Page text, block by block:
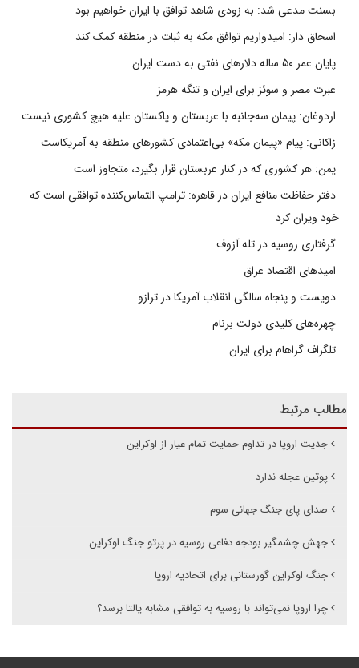
بسنت مدعی شد: به زودی شاهد توافق با ایران خواهیم بود
اسحاق دار: امیدواریم توافق مکه به ثبات در منطقه کمک کند
پایان عمر ۵۰ ساله دلارهای نفتی به دست ایران
عبرت مصر و سوئز برای ایران و تنگه هرمز
اردوغان: پیمان سه‌جانبه با عربستان و پاکستان علیه هیچ کشوری نیست
زاکانی: پیام «پیمان مکه» بی‌اعتمادی کشورهای منطقه به آمریکاست
یمن: هر کشوری که در کنار عربستان قرار بگیرد، متجاوز است
دفتر حفاظت منافع ایران در قاهره: ترامپ التماس‌کننده توافقی است که
خود ویران کرد
گرفتاری روسیه در تله آزوف
امیدهای اقتصاد عراق
دویست و پنجاه سالگی انقلاب آمریکا در ترازو
چهره‌های کلیدی دولت برنام
تلگراف گراهام برای ایران
مطالب مرتبط
جدیت اروپا در تداوم حمایت تمام عیار از اوکراین
پوتین عجله ندارد
صدای پای جنگ جهانی سوم
جهش چشمگیر بودجه دفاعی روسیه در پرتو جنگ اوکراین
جنگ اوکراین گورستانی برای اتحادیه اروپا
چرا اروپا نمی‌تواند با روسیه به توافقی مشابه یالتا برسد؟